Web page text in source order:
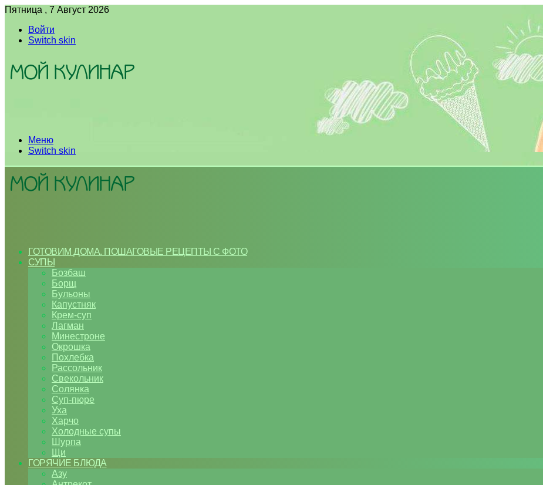
Пятница , 7 Август 2026
Войти
Switch skin
Меню
Switch skin
ГОТОВИМ ДОМА. ПОШАГОВЫЕ РЕЦЕПТЫ С ФОТО
СУПЫ
Бозбаш
Борщ
Бульоны
Капустняк
Крем-суп
Лагман
Минестроне
Окрошка
Похлебка
Рассольник
Свекольник
Солянка
Суп-пюре
Уха
Харчо
Холодные супы
Шурпа
Щи
ГОРЯЧИЕ БЛЮДА
Азу